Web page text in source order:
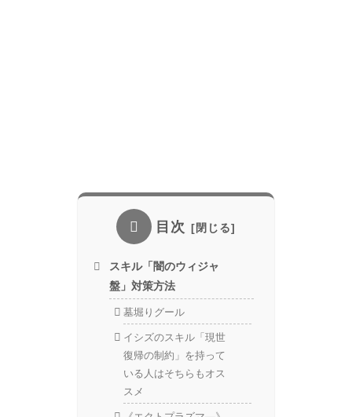
目次
スキル「闇のウィジャ
盤」対策方法
墓堀りグール
イシズのスキル「現世
復帰の制約」を持って
いる人はそちらもオス
スメ